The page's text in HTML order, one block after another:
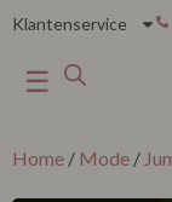
Klantenservice
☰
Home / Mode /